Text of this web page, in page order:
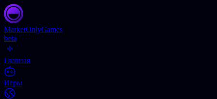
MarketOnlyGames
beta
Главная
Игры